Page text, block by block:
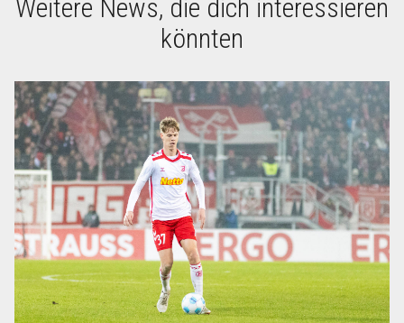
Weitere News, die dich interessieren
könnten